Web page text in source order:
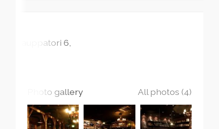
Kauppatori 6
Photo gallery All photos (4)